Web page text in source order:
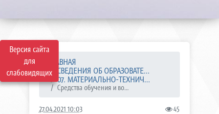
Версия сайта
для
слабовидящих
ГЛАВНАЯ
СВЕДЕНИЯ ОБ ОБРАЗОВАТЕ...
07. МАТЕРИАЛЬНО-ТЕХНИЧ...
Средства обучения и во...
27.04.2021 10:03 45